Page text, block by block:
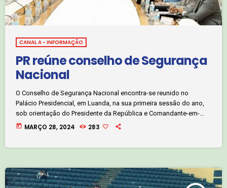
CANAL A - INFORMAÇÃO
PR reúne conselho de Segurança
Nacional
O Conselho de Segurança Nacional encontra-se reunido no
Palácio Presidencial, em Luanda, na sua primeira sessão do ano,
sob orientação do Presidente da República e Comandante-em-
Chefe das Forças Armadas Angolanas, João Lourenço. A reunião
today MARÇO 28, 2024 283